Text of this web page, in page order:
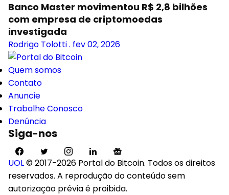
Banco Master movimentou R$ 2,8 bilhões
com empresa de criptomoedas
investigada
Rodrigo Tolotti. fev 02, 2026
Quem somos
Contato
Anuncie
Trabalhe Conosco
Denúncia
Siga-nos
UOL© 2017-2026 Portal do Bitcoin. Todos os direitos
reservados. A reprodução do conteúdo sem
autorização prévia é proibida.